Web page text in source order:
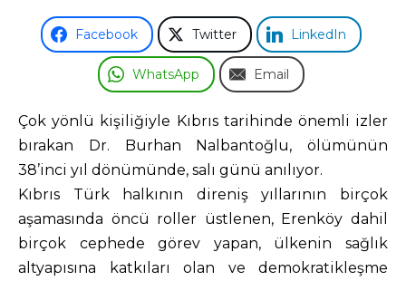
Facebook Twitter LinkedIn
WhatsApp Email
Çok yönlü kişiliğiyle Kıbrıs tarihinde önemli izler
bırakan Dr. Burhan Nalbantoğlu, ölümünün
38’inci yıl dönümünde, salı günü anılıyor.
Kıbrıs Türk halkının direniş yıllarının birçok
aşamasında öncü roller üstlenen, Erenköy dahil
birçok cephede görev yapan, ülkenin sağlık
altyapısına katkıları olan ve demokratikleşme